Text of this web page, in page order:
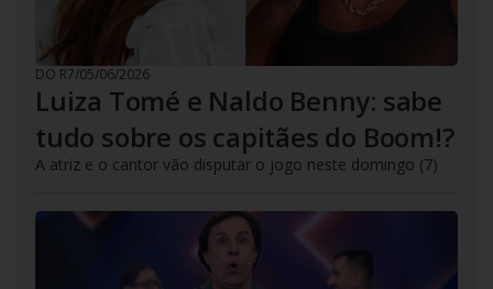
DO R7/05/06/2026
Luiza Tomé e Naldo Benny: sabe
tudo sobre os capitães do Boom!?
A atriz e o cantor vão disputar o jogo neste domingo (7)